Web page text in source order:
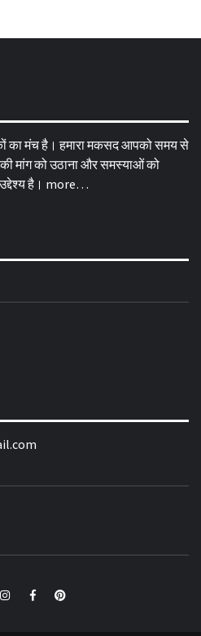
का मंच है। हमारा मकसद आपको समय से
मांग को उठाना और समस्याओं को
है। more…
InstagramFacebookPinterest